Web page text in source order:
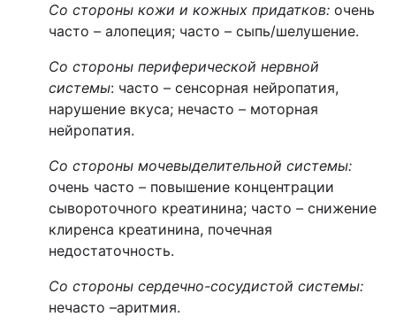
Со стороны кожи и кожных придатков: очень
часто – алопеция; часто – сыпь/шелушение.
Со стороны периферической нервной
системы: часто – сенсорная нейропатия,
нарушение вкуса; нечасто – моторная
нейропатия.
Со стороны мочевыделительной системы:
очень часто – повышение концентрации
сывороточного креатинина; часто – снижение
клиренса креатинина, почечная
недостаточность.
Со стороны сердечно-сосудистой системы:
нечасто –аритмия.